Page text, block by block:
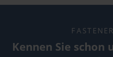
Kennen Sie schon